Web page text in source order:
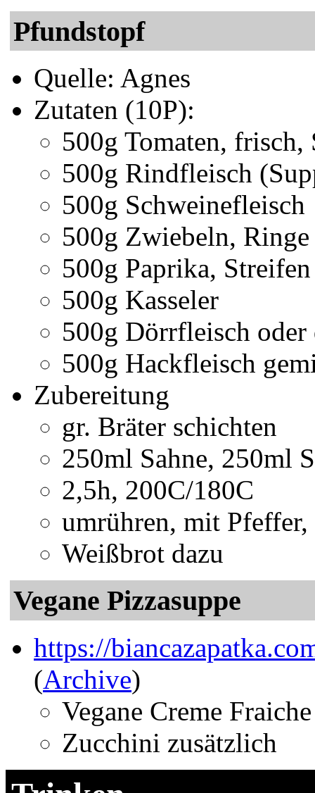
Pfundstopf
Quelle: Agnes
Zutaten (10P):
500g Tomaten, frisch,
500g Rindfleisch
500g Schweinefleisch
500g Zwiebeln, Ringe
500g Paprika, Streifen
500g Kasseler
500g Dörrfleisch oder
500g Hackfleisch
Zubereitung
gr. Bräter schichten
250ml Sahne, 250ml
2,5h, 200C/180C
umrühren, mit Pfeffer,
Weißbrot dazu
Vegane Pizzasuppe
https://
(Archive)
Vegane Creme
Zucchini zusätzlich